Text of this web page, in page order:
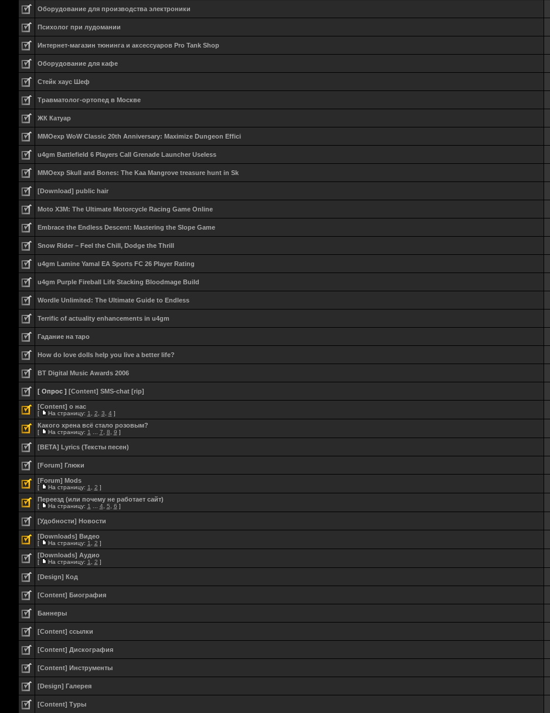
Оборудование для производства электроники
Психолог при лудомании
Интернет-магазин тюнинга и аксессуаров Pro Tank Shop
Оборудование для кафе
Стейк хаус Шеф
Травматолог-ортопед в Москве
ЖК Катуар
MMOexp WoW Classic 20th Anniversary: Maximize Dungeon Effici
u4gm Battlefield 6 Players Call Grenade Launcher Useless
MMOexp Skull and Bones: The Kaa Mangrove treasure hunt in Sk
[Download] public hair
Moto X3M: The Ultimate Motorcycle Racing Game Online
Embrace the Endless Descent: Mastering the Slope Game
Snow Rider – Feel the Chill, Dodge the Thrill
u4gm Lamine Yamal EA Sports FC 26 Player Rating
u4gm Purple Fireball Life Stacking Bloodmage Build
Wordle Unlimited: The Ultimate Guide to Endless
Terrific of actuality enhancements in u4gm
Гадание на таро
How do love dolls help you live a better life?
BT Digital Music Awards 2006
[ Опрос ] [Content] SMS-chat [rip]
[Content] о нас
[ На страницу: 1 2 3 4 ]
Какого хрена всё стало розовым?
[ На страницу: 1 7 8 9 ]
[BETA] Lyrics (Тексты песен)
[Forum] Глюки
[Forum] Mods
[ На страницу: 1 2 ]
Переезд (или почему не работает сайт)
[ На страницу: 1 4 5 6 ]
[Удобности] Новости
[Downloads] Видео
[ На страницу: 1 2 ]
[Downloads] Аудио
[ На страницу: 1 2 ]
[Design] Код
[Content] Биография
Баннеры
[Content] ссылки
[Content] Дискография
[Content] Инструменты
[Design] Галерея
[Content] Туры